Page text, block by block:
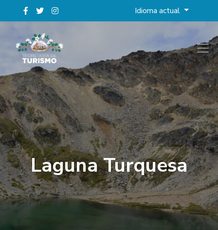
Idioma actual
Laguna Turquesa